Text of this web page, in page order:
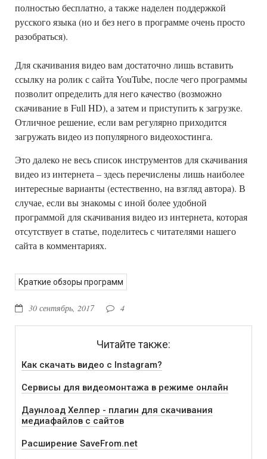
полностью бесплатно, а также наделен поддержкой
русского языка (но и без него в программе очень просто
разобраться).
Для скачивания видео вам достаточно лишь вставить
ссылку на ролик с сайта YouTube, после чего программы
позволит определить для него качество (возможно
скачивание в Full HD), а затем и приступить к загрузке.
Отличное решение, если вам регулярно приходится
загружать видео из популярного видеохостинга.
Это далеко не весь список инструментов для скачивания
видео из интернета – здесь перечислены лишь наиболее
интересные варианты (естественно, на взгляд автора). В
случае, если вы знакомы с иной более удобной
программой для скачивания видео из интернета, которая
отсутствует в статье, поделитесь с читателями нашего
сайта в комментариях.
Краткие обзоры программ
30 сентябрь, 2017 4
Читайте также:
Как скачать видео с Instagram?
Сервисы для видеомонтажа в режиме онлайн
Даунлоад Хелпер - плагин для скачивания
медиафайлов с сайтов
Расширение SaveFrom.net